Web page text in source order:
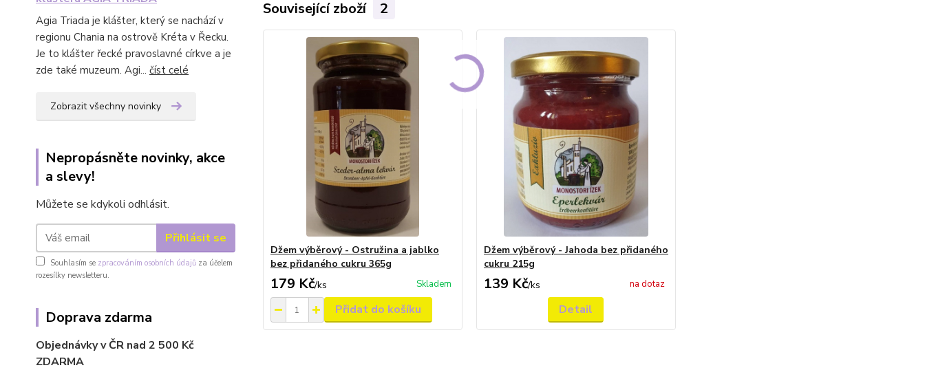
Agia Triada je klášter, který se nachází v
regionu Chania na ostrově Kréta v Řecku.
Je to klášter řecké pravoslavné církve a je
zde také muzeum. Agi... číst celé
Zobrazit všechny novinky
Nepropásněte novinky, akce
a slevy!
Můžete se kdykoli odhlásit.
Přihlásit se
Souhlasím se zpracováním osobních údajů za účelem
rozesílky newsletteru.
Doprava zdarma
Objednávky v ČR nad 2 500 Kč
ZDARMA
Související zboží 2
Džem výběrový - Ostružina a jablko
bez přidaného cukru 365g
179 Kč/ks Skladem
Přidat do košíku
Džem výběrový - Jahoda bez přidaného
cukru 215g
139 Kč/ks na dotaz
Detail